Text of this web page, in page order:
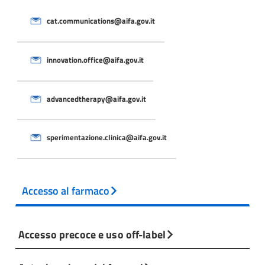
avanzata. Per maggiori dettagli in merito
procedural advicee al
classificazione di medicinali per terapia
avanzata. Le relazioni
classificazione sono disponibili sul sito web
dell’EMA.
Valutare le richieste dicertificazione dei
prima della presentazione della domanda di
autorizzazione all'immissione in commercio.
rilasciato un certificato.
Fornireconsulenza scientifica(scientific
cat.communications@aifa.gov.it
innovation.office@aifa.gov.it
advancedtherapy@aifa.gov.it
sperimentazione.clinica@aifa.gov.it
Accesso al farmaco
Accesso precoce e uso off-label